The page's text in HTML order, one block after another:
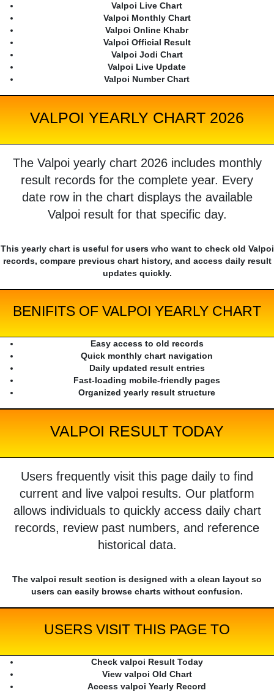
Valpoi Live Chart
Valpoi Monthly Chart
Valpoi Online Khabr
Valpoi Official Result
Valpoi Jodi Chart
Valpoi Live Update
Valpoi Number Chart
VALPOI YEARLY CHART 2026
The Valpoi yearly chart 2026 includes monthly
result records for the complete year. Every
date row in the chart displays the available
Valpoi result for that specific day.
This yearly chart is useful for users who want to check old Valpoi
records, compare previous chart history, and access daily result
updates quickly.
BENIFITS OF VALPOI YEARLY CHART
Easy access to old records
Quick monthly chart navigation
Daily updated result entries
Fast-loading mobile-friendly pages
Organized yearly result structure
VALPOI RESULT TODAY
Users frequently visit this page daily to find
current and live valpoi results. Our platform
allows individuals to quickly access daily chart
records, review past numbers, and reference
historical data.
The valpoi result section is designed with a clean layout so
users can easily browse charts without confusion.
USERS VISIT THIS PAGE TO
Check valpoi Result Today
View valpoi Old Chart
Access valpoi Yearly Record